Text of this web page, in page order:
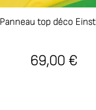
Panneau top déco
69,00 €